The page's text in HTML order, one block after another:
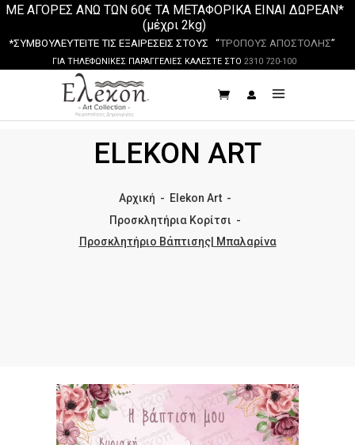
ΜΕ ΑΓΟΡΕΣ ΑΝΩ ΤΩΝ 60€ ΤΑ ΜΕΤΑΦΟΡΙΚΑ ΕΙΝΑΙ ΔΩΡΕΑΝ*
(μέχρι 2kg)
*ΣΥΜΒΟΥΛΕΥΤΕΙΤΕ ΤΙΣ ΕΞΑΙΡΕΣΕΙΣ ΣΤΟΥΣ “ΤΡΟΠΟΥΣ ΑΠΟΣΤΟΛΗΣ”
ΓΙΑ ΤΗΛΕΦΩΝΙΚΕΣ ΠΑΡΑΓΓΕΛΙΕΣ ΚΑΛΕΣΤΕ ΣΤΟ 2310 720-100
ELEKON ART
Αρχική - Elekon Art -
Προσκλητήρια Κορίτσι -
Προσκλητήριο Βάπτισης| Μπαλαρίνα